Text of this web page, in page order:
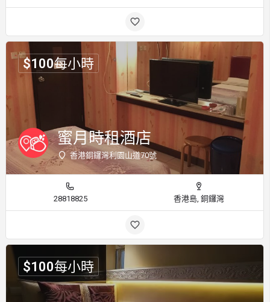
蜜月時租酒店
香港銅鑼灣利園山道70號
$100每小時
28818825 香港島, 銅鑼灣
$100每小時